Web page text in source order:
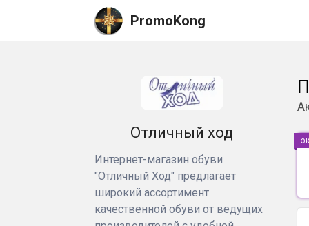
PromoKong
Отличный ход
Интернет-магазин обуви
"Отличный Ход" предлагает
широкий ассортимент
качественной обуви от ведущих